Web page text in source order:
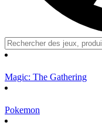
Magic: The Gathering
Pokemon